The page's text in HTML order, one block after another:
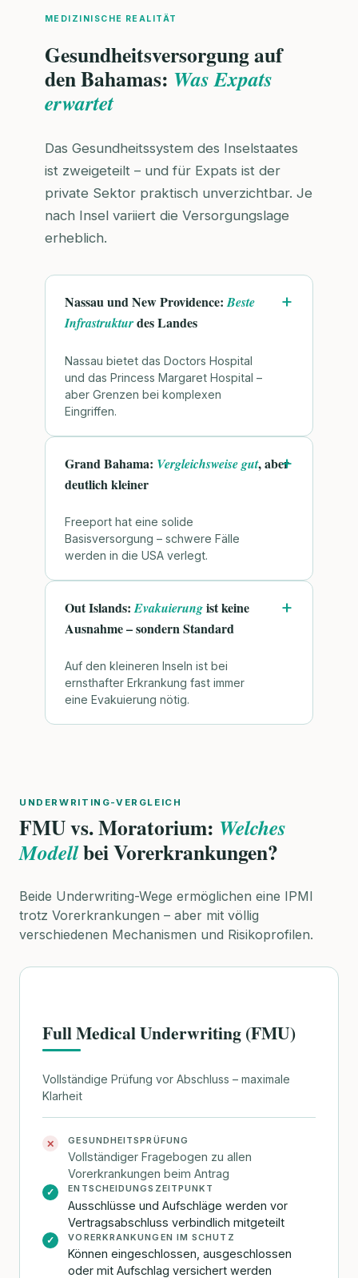
MEDIZINISCHE REALITÄT
Gesundheitsversorgung auf
den Bahamas: Was Expats
erwartet
Das Gesundheitssystem des Inselstaates
ist zweigeteilt – und für Expats ist der
private Sektor praktisch unverzichtbar. Je
nach Insel variiert die Versorgungslage
erheblich.
Nassau und New Providence:Beste
Infrastrukturdes Landes
Nassau bietet das Doctors Hospital
und das Princess Margaret Hospital –
aber Grenzen bei komplexen
Eingriffen.
Grand Bahama: Vergleichsweise gut, aber
deutlich kleiner
Freeport hat eine solide
Basisversorgung – schwere Fälle
werden in die USA verlegt.
Out Islands:Evakuierungist keine
Ausnahme – sondern Standard
Auf den kleineren Inseln ist bei
ernsthafter Erkrankung fast immer
eine Evakuierung nötig.
UNDERWRITING-VERGLEICH
FMU vs. Moratorium: Welches
Modellbei Vorerkrankungen?
Beide Underwriting-Wege ermöglichen eine IPMI
trotz Vorerkrankungen – aber mit völlig
verschiedenen Mechanismen und Risikoprofilen.
Full Medical Underwriting (FMU)
Vollständige Prüfung vor Abschluss – maximale
Klarheit
✕ GESUNDHEITSPRÜFUNG
Vollständiger Fragebogen zu allen
Vorerkrankungen beim Antrag
✓ ENTSCHEIDUNGSZEITPUNKT
Ausschlüsse und Aufschläge werden vor
Vertragsabschluss verbindlich mitgeteilt
✓ VORERKRANKUNGEN IM SCHUTZ
Können eingeschlossen, ausgeschlossen
oder mit Aufschlag versichert werden